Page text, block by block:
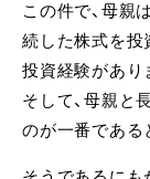
この件で、母親
続した株式を投
投資経験があり
そして、母親と
のが一番である